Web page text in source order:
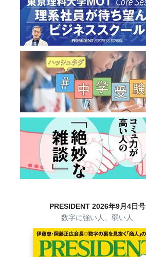
PRESIDENT 2026年9月4日号
数字に強い人、弱い人